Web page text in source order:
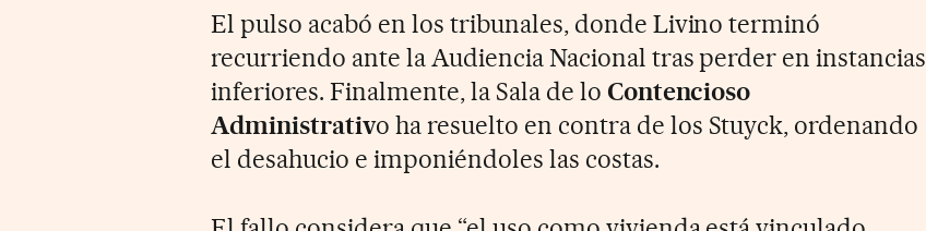
El pulso acabó en los tribunales, donde Livino terminó
recurriendo ante la Audiencia Nacional tras perder en instancias
inferiores. Finalmente, la Sala de lo Contencioso
Administrativo ha resuelto en contra de los Stuyck, ordenando
el desahucio e imponiéndoles las costas.